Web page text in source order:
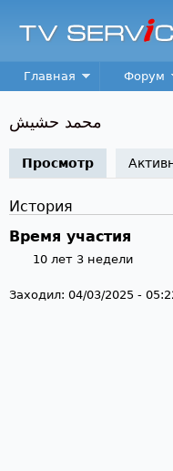
TV
Service
Main menu
Главная Форум
محمد حشيش
Просмотр (активная
История
Время участия
10 лет 3 недели
Заходил: 04/03/2025 -